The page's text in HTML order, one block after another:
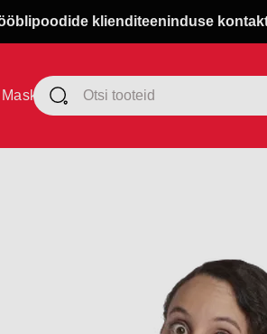
klienditeeninduse
Masku klubi